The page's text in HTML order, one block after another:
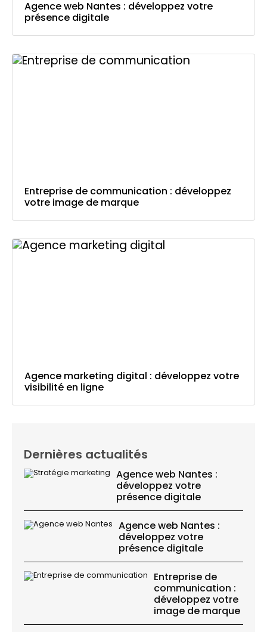
Agence web Nantes : développez votre
présence digitale
Entreprise de communication : développez
votre image de marque
Agence marketing digital : développez votre
visibilité en ligne
Dernières actualités
Agence web Nantes :
développez votre
présence digitale
Agence web Nantes :
développez votre
présence digitale
Entreprise de
communication :
développez votre
image de marque